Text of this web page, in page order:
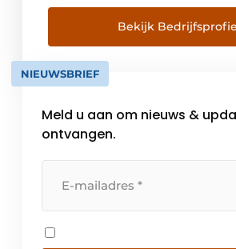
landen. fischer
technologische marktleider op
gebieden van de
fischer biedt producten aan die
perfectie leveren aan een breed
Bekijk
NIEUWSBRIEF
Meld u aan om nieuws &
ontvangen.